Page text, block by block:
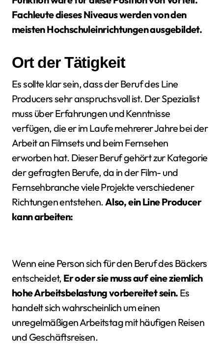
Fachleute dieses Niveaus werden von den
meisten Hochschuleinrichtungen ausgebildet.
Ort der Tätigkeit
Es sollte klar sein, dass der Beruf des Line
Producers sehr anspruchsvoll ist. Der Spezialist
muss über Erfahrungen und Kenntnisse
verfügen, die er im Laufe mehrerer Jahre bei der
Arbeit an Filmsets und beim Fernsehen
erworben hat. Dieser Beruf gehört zur Kategorie
der gefragten Berufe, da in der Film- und
Fernsehbranche viele Projekte verschiedener
Richtungen entstehen.Also, ein Line Producer
kann arbeiten:
Wenn eine Person sich für den Beruf des Bäckers
entscheidet, Er oder sie muss auf eine ziemlich
hohe Arbeitsbelastung vorbereitet sein. Es
handelt sich wahrscheinlich um einen
unregelmäßigen Arbeitstag mit häufigen Reisen
und Geschäftsreisen.